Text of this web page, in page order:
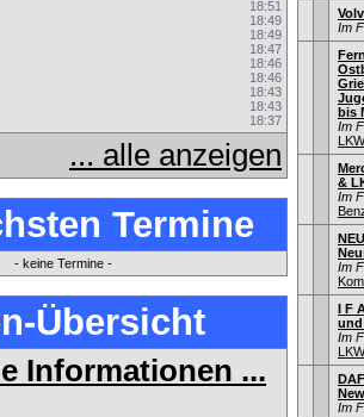
18:51
18:49
18:49
18:47
18:46
18:46
18:43
18:43
18:37
... alle anzeigen
Termine
- keine Termine -
Übersicht
Informationen ...
Im
bis
Im
&
Im
Im
I F
und
Im
Im